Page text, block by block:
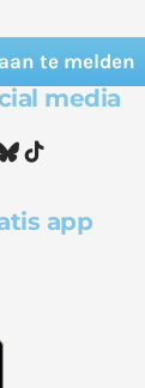
te melden
media
app